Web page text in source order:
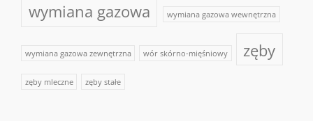
wymiana gazowa wymiana gazowa wewnętrzna
wymiana gazowa zewnętrzna wór skórno-mięśniowy zęby
zęby mleczne zęby stałe